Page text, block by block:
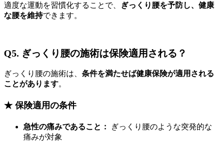
適度な運動を習慣化することで、
ぎっくり腰を予防し、健康
な腰を維持できます。
Q5. ぎっくり腰の施術は保険適用される？
ぎっくり腰の施術は、 条件を満たせば健康保険が適用される
ことがあります。
★ 保険適用の条件
急性の痛みであること：
ぎっくり腰のような突発的な
痛みが対象